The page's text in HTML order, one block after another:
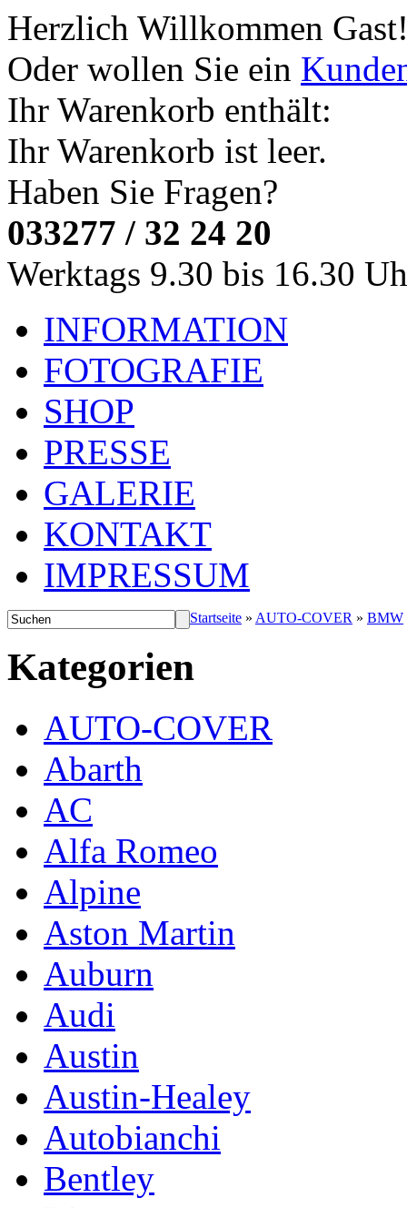
Herzlich Willkommen
Oder wollen Sie ein
Ihr Warenkorb enthält:
Ihr Warenkorb ist leer.
Haben Sie Fragen?
033277 / 32 24 20
Werktags 9.30 bis 16.30
INFORMATION
FOTOGRAFIE
SHOP
PRESSE
GALERIE
KONTAKT
IMPRESSUM
Startseite » AUTO-COVER » BMW
Kategorien
AUTO-COVER
Abarth
AC
Alfa Romeo
Alpine
Aston Martin
Auburn
Audi
Austin
Austin-Healey
Autobianchi
Bentley